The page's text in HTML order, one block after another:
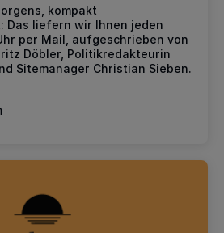
kompakt
Das liefern wir Ihnen jeden
per Mail, aufgeschrieben von
Döbler, Politikredakteurin
Sitemanager Christian Sieben.